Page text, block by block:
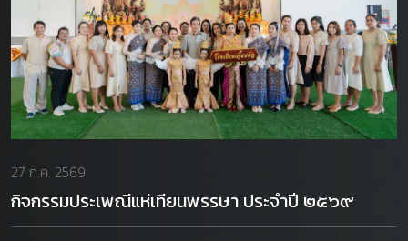
27 ก.ค. 2569
กิจกรรมประเพณีแห่เทียนพรรษา ประจำปี ๒๕๖๙